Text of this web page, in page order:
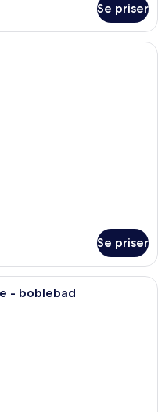
Se priser
med to senge, et
Se priser
med to senge, et
- boblebad